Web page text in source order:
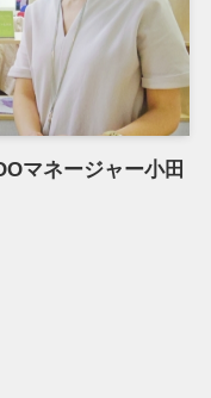
マネージャー小田